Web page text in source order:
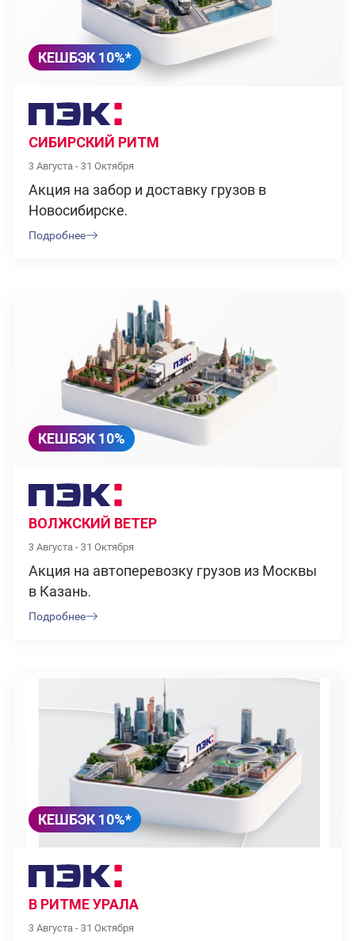
КЕШБЭК 10%*
СИБИРСКИЙ РИТМ
3 Августа - 31 Октября
Акция на забор и доставку грузов в
Новосибирске.
Подробнее
КЕШБЭК 10%
ВОЛЖСКИЙ ВЕТЕР
3 Августа - 31 Октября
Акция на автоперевозку грузов из Москвы
в Казань.
Подробнее
КЕШБЭК 10%*
В РИТМЕ УРАЛА
3 Августа - 31 Октября